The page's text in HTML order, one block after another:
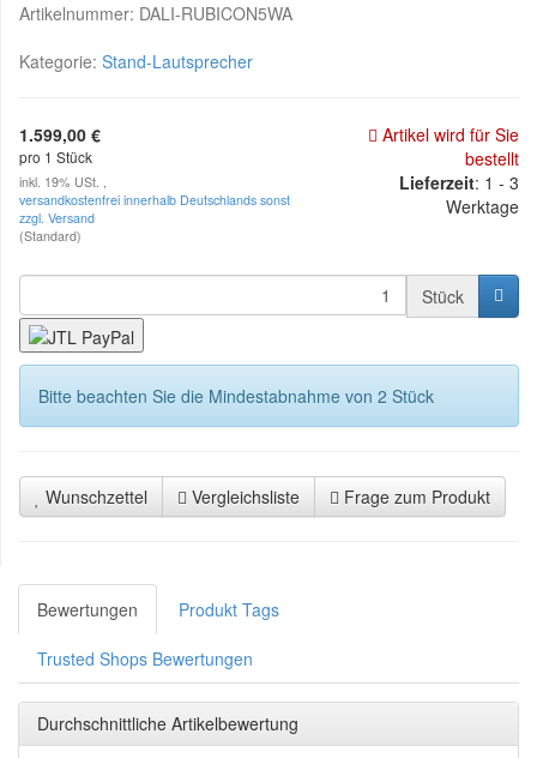
Artikelnummer: DALI-RUBICON5WA
Kategorie: Stand-Lautsprecher
1.599,00 €
pro 1 Stück
inkl. 19% USt. ,
versandkostenfrei innerhalb Deutschlands sonst
zzgl. Versand
(Standard)
Artikel wird für Sie
bestellt
Lieferzeit: 1 - 3
Werktage
Stück
Bitte beachten Sie die Mindestabnahme von 2 Stück
Wunschzettel Vergleichsliste Frage zum Produkt
Bewertungen Produkt Tags
Trusted Shops Bewertungen
Durchschnittliche Artikelbewertung